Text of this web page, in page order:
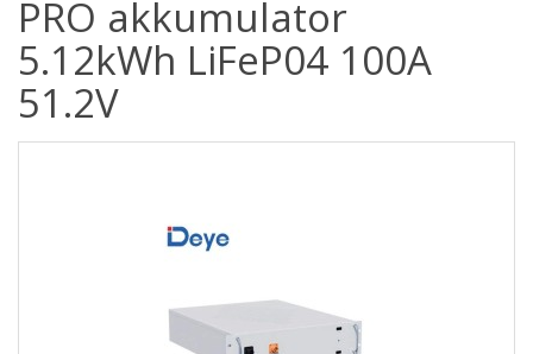
PRO akkumulator
5.12kWh LiFeP04 100A
51.2V